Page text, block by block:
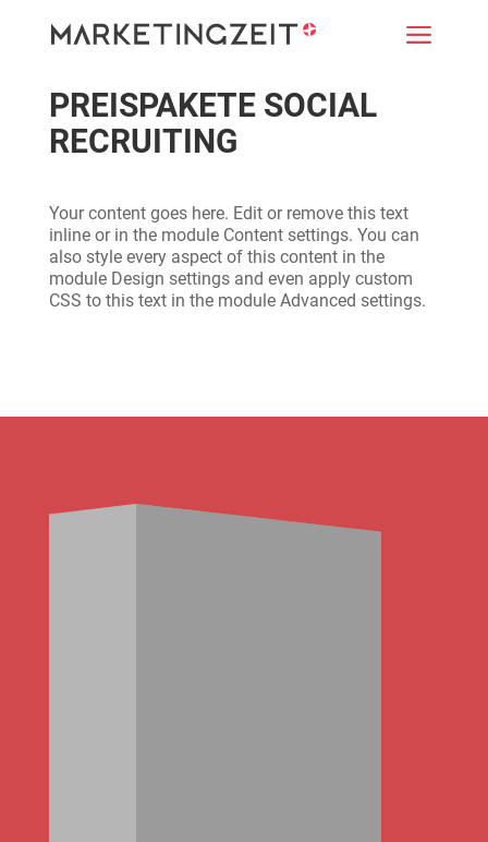
a
PREISPAKETE SOCIAL
RECRUITING
Your content goes here. Edit or remove this text
inline or in the module Content settings. You can
also style every aspect of this content in the
module Design settings and even apply custom
CSS to this text in the module Advanced settings.